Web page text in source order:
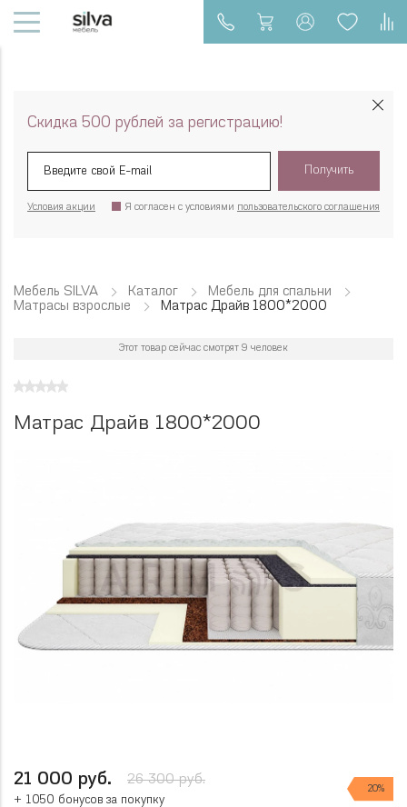
Скидка 500 рублей за регистрацию!
Получить
Я согласен с условиями пользовательского соглашения
Условия акции
Мебель SILVA Каталог
Мебель для спальни
Матрасы взрослые
Матрас Драйв 1800*2000
Этот товар сейчас смотрят 9 человек
Матрас Драйв 1800*2000
21 000 руб. 26 300 руб.
20%
+ 1050 бонусов за покупку